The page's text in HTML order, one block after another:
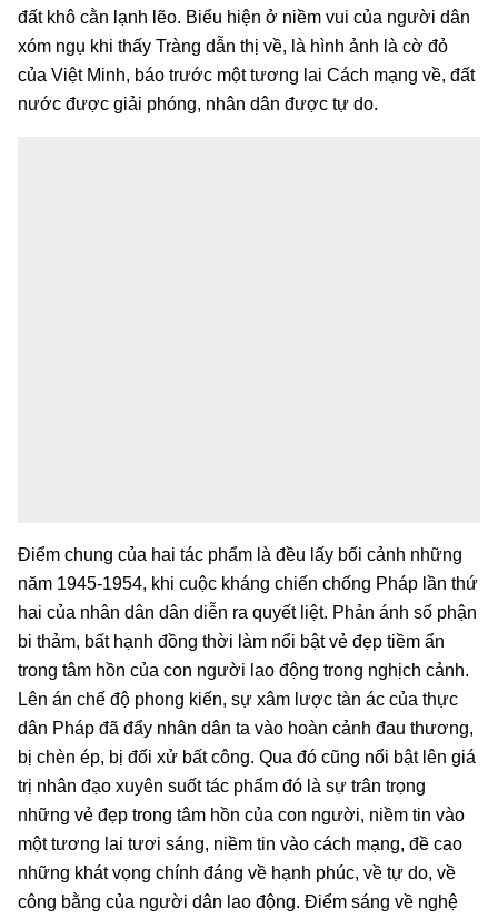
đất khô cằn lạnh lẽo. Biểu hiện ở niềm vui của người dân
xóm ngụ khi thấy Tràng dẫn thị về, là hình ảnh là cờ đỏ
của Việt Minh, báo trước một tương lai Cách mạng về, đất
nước được giải phóng, nhân dân được tự do.
Điểm chung của hai tác phẩm là đều lấy bối cảnh những
năm 1945-1954, khi cuộc kháng chiến chống Pháp lần thứ
hai của nhân dân dân diễn ra quyết liệt. Phản ánh số phận
bi thảm, bất hạnh đồng thời làm nổi bật vẻ đẹp tiềm ẩn
trong tâm hồn của con người lao động trong nghịch cảnh.
Lên án chế độ phong kiến, sự xâm lược tàn ác của thực
dân Pháp đã đẩy nhân dân ta vào hoàn cảnh đau thương,
bị chèn ép, bị đối xử bất công. Qua đó cũng nổi bật lên giá
trị nhân đạo xuyên suốt tác phẩm đó là sự trân trọng
những vẻ đẹp trong tâm hồn của con người, niềm tin vào
một tương lai tươi sáng, niềm tin vào cách mạng, đề cao
những khát vọng chính đáng về hạnh phúc, về tự do, về
công bằng của người dân lao động. Điểm sáng về nghệ